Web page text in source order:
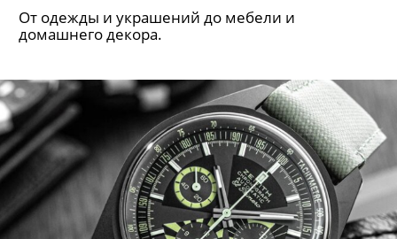
От одежды и украшений до мебели и
домашнего декора.